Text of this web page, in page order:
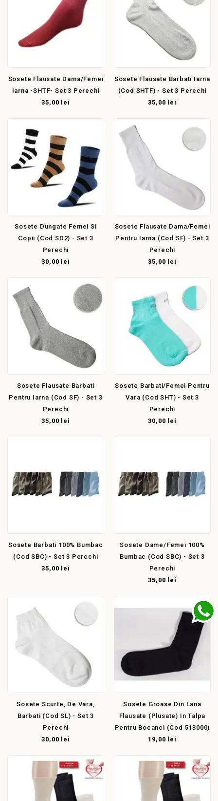
Sosete Flausate Dama/femei
Iarna -SHTF- Set 3 Perechi
35,00 lei
Sosete Flausate Barbati Iarna
(cod SHTF) - Set 3 Perechi
35,00 lei
Sosete Dungate Femei Si
Copii (cod SD2) - Set 3
Perechi
30,00 lei
Sosete Flausate Dama/femei
Pentru Iarna (cod SF) - Set 3
Perechi
35,00 lei
Sosete Flausate Barbati
Pentru Iarna (cod SF) - Set 3
Perechi
35,00 lei
Sosete Barbati/femei Pentru
Vara (cod SHT) - Set 3
Perechi
30,00 lei
Sosete Barbati 100% Bumbac
(cod SBC) - Set 3 Perechi
35,00 lei
Sosete Dame/femei 100%
Bumbac (cod SBC) - Set 3
Perechi
35,00 lei
Sosete Scurte, De Vara,
Barbati (cod SL) - Set 3
Perechi
30,00 lei
Sosete Groase Din Lana
Flausate (plusate) In Talpa
Pentru Bocanci (cod 513000)
19,00 lei